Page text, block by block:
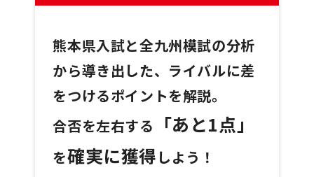
熊本県入試と全九州模試の分析
から導き出した、ライバルに差
をつけるポイントを解説。
合否を左右する
「あと1点」
を確実に獲得 しよう！